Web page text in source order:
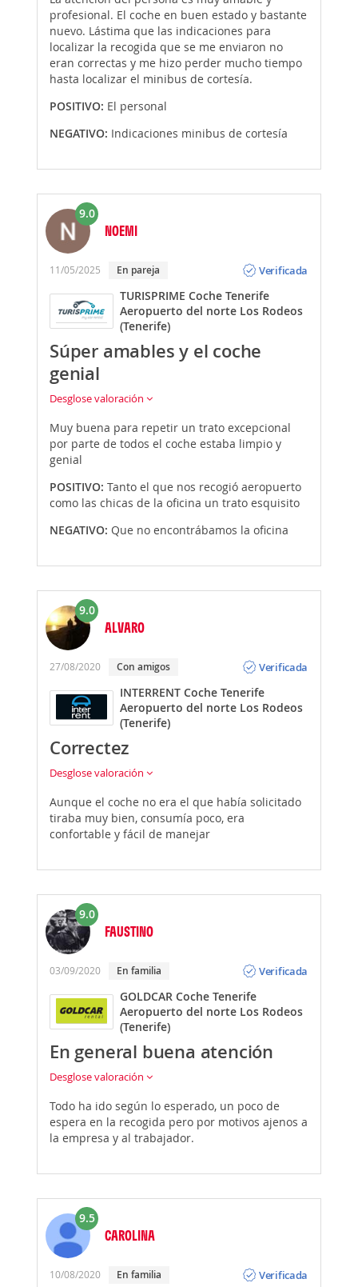
profesional. El coche en buen estado y bastante
nuevo. Lástima que las indicaciones para
localizar la recogida que se me enviaron no
eran correctas y me hizo perder mucho tiempo
hasta localizar el minibus de cortesía.
POSITIVO: El personal
NEGATIVO: Indicaciones minibus de cortesía
9.0
NOEMI
11/05/2025 En pareja
Verificada
TURISPRIME Coche Tenerife
Aeropuerto del norte Los Rodeos
(Tenerife)
Súper amables y el coche
genial
Desglose valoración
Muy buena para repetir un trato excepcional
por parte de todos el coche estaba limpio y
genial
POSITIVO: Tanto el que nos recogió aeropuerto
como las chicas de la oficina un trato esquisito
NEGATIVO: Que no encontrábamos la oficina
9.0
ALVARO
27/08/2020 Con amigos
Verificada
INTERRENT Coche Tenerife
Aeropuerto del norte Los Rodeos
(Tenerife)
Correctez
Desglose valoración
Aunque el coche no era el que había solicitado
tiraba muy bien, consumía poco, era
confortable y fácil de manejar
9.0
FAUSTINO
03/09/2020 En familia
Verificada
GOLDCAR Coche Tenerife
Aeropuerto del norte Los Rodeos
(Tenerife)
En general buena atención
Desglose valoración
Todo ha ido según lo esperado, un poco de
espera en la recogida pero por motivos ajenos a
la empresa y al trabajador.
9.5
CAROLINA
10/08/2020 En familia
Verificada